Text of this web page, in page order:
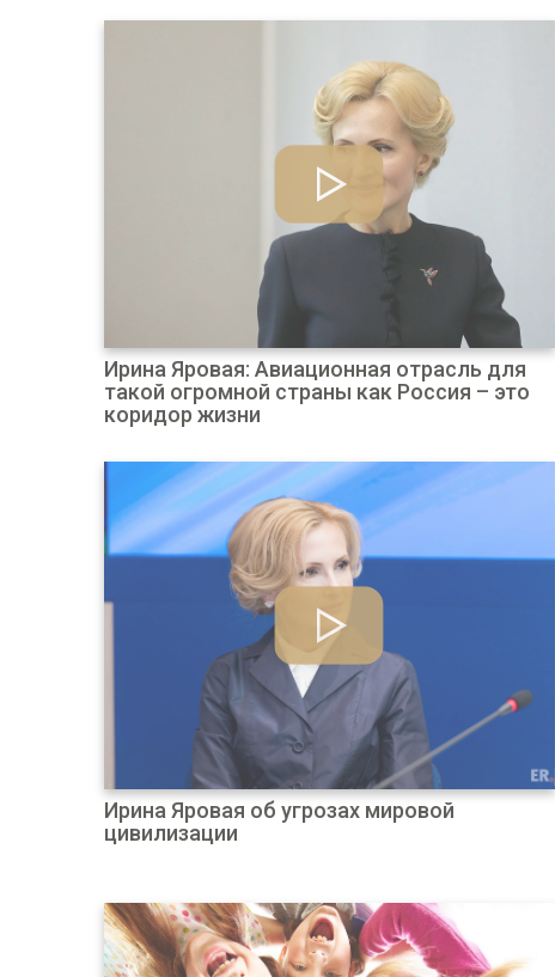
Ирина Яровая: Авиационная отрасль для
такой огромной страны как Россия – это
коридор жизни
Ирина Яровая об угрозах мировой
цивилизации